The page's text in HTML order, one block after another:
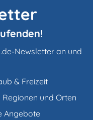
Newsletter an und
& Freizeit
und Orten
Angebote